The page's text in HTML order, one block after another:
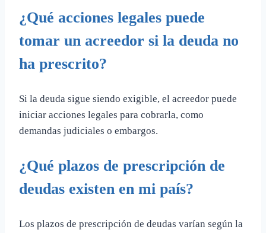
¿Qué acciones legales puede
tomar un acreedor si la deuda no
ha prescrito?
Si la deuda sigue siendo exigible, el acreedor puede
iniciar acciones legales para cobrarla, como
demandas judiciales o embargos.
¿Qué plazos de prescripción de
deudas existen en mi país?
Los plazos de prescripción de deudas varían según la